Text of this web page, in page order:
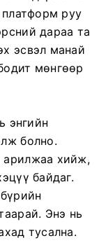
руу
дараа та
эсвэл манай
мөнгөөр
энгийн
болно.
арилжаа хийж,
байдаг.
Энэ нь
тусална.